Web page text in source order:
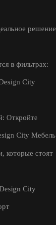
решение
в фильтрах:
City
Откройте
City Мебель
которые стоят
City